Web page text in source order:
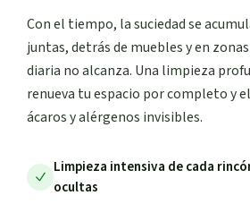
Con el tiempo, la suciedad se
juntas, detrás de muebles y en
diaria no alcanza. Una limpieza
renueva tu espacio por completo y
ácaros y alérgenos invisibles.
Limpieza intensiva de cada
ocultas